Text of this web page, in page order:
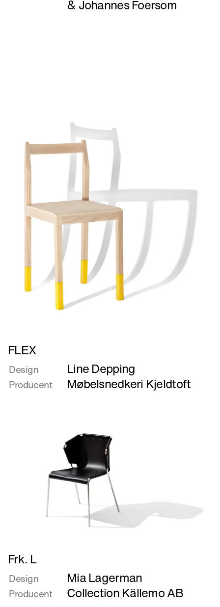
&Johannes Foersom
Læs
mere
om
FLEX
FLEX
Design Line Depping
Producent Møbelsnedkeri Kjeldtoft
Læs
mere
om
Frk.
L
Frk. L
Design Mia Lagerman
Producent Collection Källemo AB